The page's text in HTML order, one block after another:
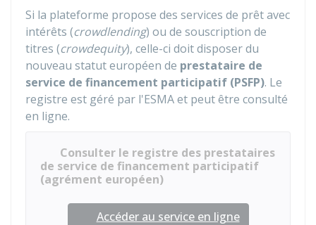
Si la plateforme propose des services de prêt avec
intérêts (crowdlending) ou de souscription de
titres (crowdequity), celle-ci doit disposer du
nouveau statut européen de prestataire de
service de financement participatif (PSFP). Le
registre est géré par l'ESMAet peut être consulté
en ligne.
Consulter le registre des prestataires
de service de financement participatif
(agrément européen)
Accéder au service en ligne